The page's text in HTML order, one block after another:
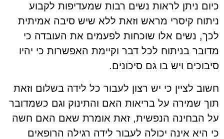
כיום ניתן לראות נשים רבות שמעדיפות לקבוע
ניתוח קיסרי מראש וזאת ללא שיש סיבה אמיתית
לכך, נשים אלו שוכחות לפעמים את העובדה כי
מדובר בניתוח לכל דבר וקיימת האפשרות כי יהיו
סיבוכים ויש בו גם סיכונים.
חשוב לציין כי יש רצון לעבור כל לידה בשלום וזאת
תוך שמירה על בריאות האם והתינוק וגם כשמדובר
על הבחינה הנפשית, זאת אומרת שאם האם חשה
כי היא אינה יכולה לעבור לידה רגילה הרופאים